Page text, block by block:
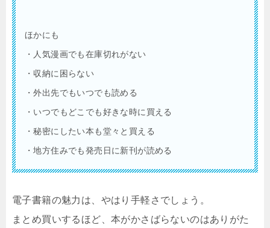
ほかにも
・人気漫画でも在庫切れがない
・収納に困らない
・外出先でもいつでも読める
・いつでもどこでも好きな時に買える
・秘密にしたい本も堂々と買える
・地方住みでも発売日に新刊が読める
電子書籍の魅力は、やはり手軽さでしょう。
まとめ買いするほど、本がかさばらないのはありがた